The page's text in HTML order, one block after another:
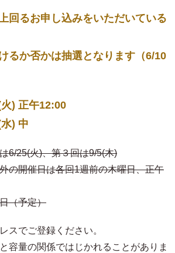
回るお申し込みをいただいている
るか否かは抽選となります（6/10
) 正午12:00
) 中
6/25(火)、第３回は9/5(木)
の開催日は各回1週前の木曜日、正午
（予定）
スでご登録ください。
容量の関係ではじかれることがありま